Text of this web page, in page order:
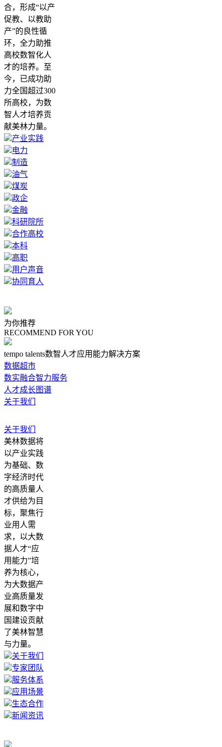
合，形成“以产
促教、以教助
产”的良性循
环，全力助推
高校数智化人
才的培养。至
今，已成功助
力全国超过300
所高校，为数
智人才培养贡
献美林力量。
产业实践
电力
制造
油气
煤炭
政企
金融
科研院所
合作高校
本科
高职
用户声音
协同育人
为你推荐
RECOMMEND FOR YOU
tempo talents数智人才应用能力解决方案
数据超市
数实融合智力服务
人才成长图谱
关于我们
关于我们
美林数据将
以产业实践
为基础、数
字经济时代
的高质量人
才供给为目
标，聚焦行
业用人需
求，以大数
据人才“应
用能力”培
养为核心，
为大数据产
业高质量发
展和数字中
国建设贡献
了美林智慧
与力量。
关于我们
专家团队
服务体系
应用场景
生态合作
新闻资讯